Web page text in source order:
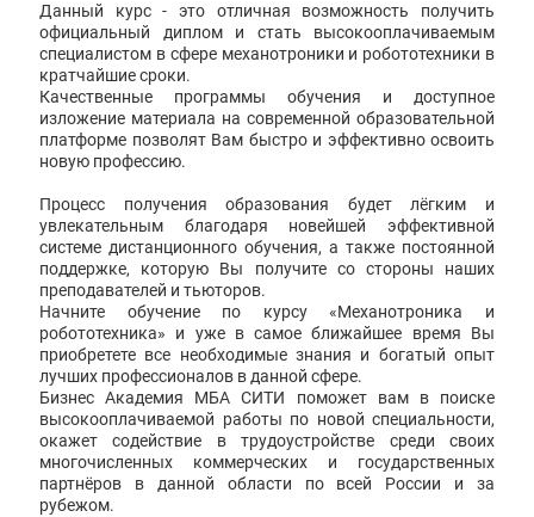
Данный курс - это отличная возможность получить
официальный диплом и стать высокооплачиваемым
специалистом в сфере механотроники и робототехники в
кратчайшие сроки.
Качественные программы обучения и доступное
изложение материала на современной образовательной
платформе позволят Вам быстро и эффективно освоить
новую профессию.
Процесс получения образования будет лёгким и
увлекательным благодаря новейшей эффективной
системе дистанционного обучения, а также постоянной
поддержке, которую Вы получите со стороны наших
преподавателей и тьюторов.
Начните обучение по курсу «Механотроника и
робототехника» и уже в самое ближайшее время Вы
приобретете все необходимые знания и богатый опыт
лучших профессионалов в данной сфере.
Бизнес Академия МБА СИТИ поможет вам в поиске
высокооплачиваемой работы по новой специальности,
окажет содействие в трудоустройстве среди своих
многочисленных коммерческих и государственных
партнёров в данной области по всей России и за
рубежом.